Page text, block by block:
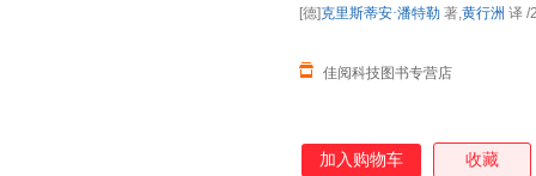
佳阅科技图书专营店
[德]克里斯蒂安·潘特勒 著,黄行洲 译 /
加入购物车 收藏